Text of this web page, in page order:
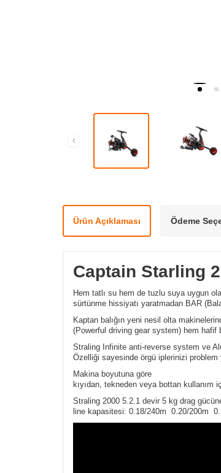
Ürün Açıklaması Ödeme
Captain Starling
Hem tatlı su hem de tuzlu suya uygun
sürtünme hissiyatı yaratmadan BAR
Kaptan balığın yeni nesil olta
(Powerful driving gear system) hem hafif
Straling Infinite anti-reverse system ve
Özelliği sayesinde örgü iplerinizi problem
Makina boyutuna göre
kıyıdan, tekneden veya bottan kullanım
Straling 2000 5.2.1 devir 5 kg drag
line kapasitesi: 0.18/240m 0.20/200m